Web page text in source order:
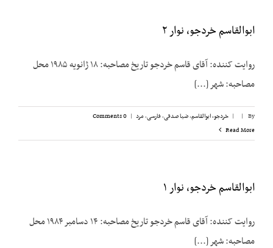
ابوالقاسم خردجو، نوار ۲
روایت کننده: آقای قاسم خردجو تاریخ مصاحبه: ۱۸ ژانویه ۱۹۸۵ محل
مصاحبه: شهر [...]
By
|
| خردجو، ابوالقاسم,ضیا صدقی,فارسی,مرد |
0 Comments
Read More
ابوالقاسم خردجو، نوار ۱
روایت کننده: آقای قاسم خردجو تاریخ مصاحبه: ۱۴ دسامبر ۱۹۸۴ محل
مصاحبه: شهر [...]